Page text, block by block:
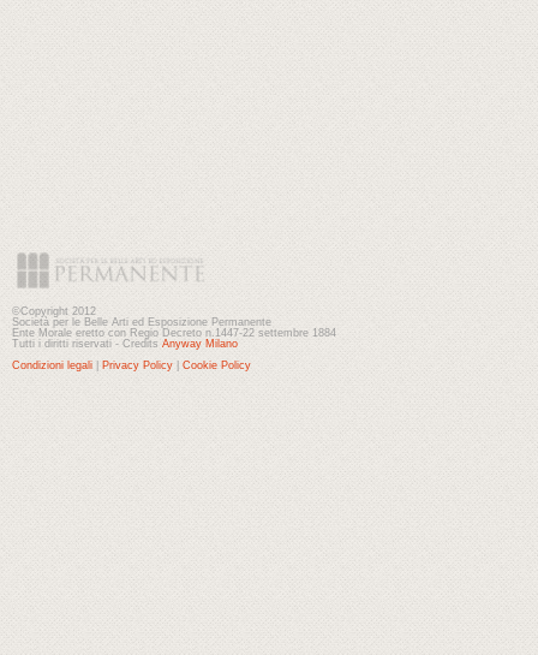
©Copyright 2012
Società per le Belle Arti ed Esposizione Permanente
Ente Morale eretto con Regio Decreto n.1447-22 settembre 1884
Tutti i diritti riservati - Credits Anyway Milano
Condizioni legali
Privacy Policy Cookie Policy